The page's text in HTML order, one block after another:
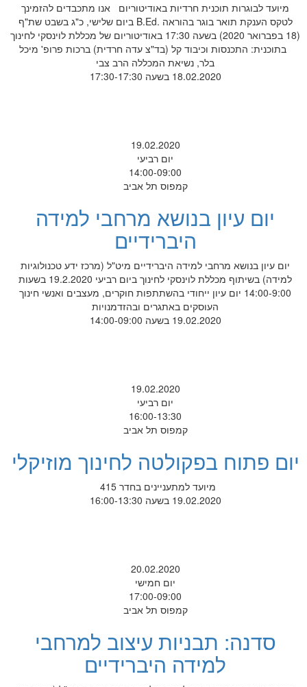
מיועד לבוגרות תוכנית חרדיות באודיטוריום אנו מתכבדים להזמינך
לטקס הענקת תואר בוגר בהוראה .B.Ed ביום שלישי, כ"ג בשבט שת"ף
(18 בפברואר 2020) בשעה 17:30 באודיטוריום של מכללת לוינסקי לחינוך
בתוכנית: התכנסות וכיבוד קל (בד"צ עדה חרדית) ברכות פרופ' מיכל
בלר, נשיאת המכללה הרב צבי
18.02.2020 בשעה 17:30-17:30
19.02.2020
יום רביעי
14:00-09:00
קמפוס תל אביב
יום עיון בנושא מרחבי למידה
היברידיים
יום עיון בנושא מרחבי למידה היברידיים מיט"ל (מרכז ידע טכנולוגיות
למידה) בשיתוף מכללת לוינסקי לחינוך ביום רביעי 19.2.2020 בשעות
14:00-9:00 יום עיון ייחודי בהשתתפות חוקרים, מעצבים ואנשי חינוך
העוסקים באתגרים ובהזדמנויות
19.02.2020 בשעה 14:00-09:00
19.02.2020
יום רביעי
16:00-13:30
קמפוס תל אביב
יום פתוח בפקולטה לחינוך מוזיקלי
מיועד למתעניינים בחדר 415
19.02.2020 בשעה 16:00-13:30
20.02.2020
יום חמישי
17:00-09:00
קמפוס תל אביב
סדנה: תבניות עיצוב למרחבי
למידה היברידיים